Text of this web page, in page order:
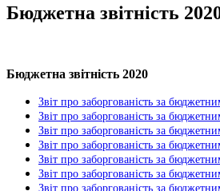
Бюджетна звітність
Бюджетна звітність 2020
Звіт про заборгованість за
Звіт про заборгованість за
Звіт про заборгованість за
Звіт про заборгованість за
Звіт про заборгованість за
Звіт про заборгованість за
Звіт про заборгованість за